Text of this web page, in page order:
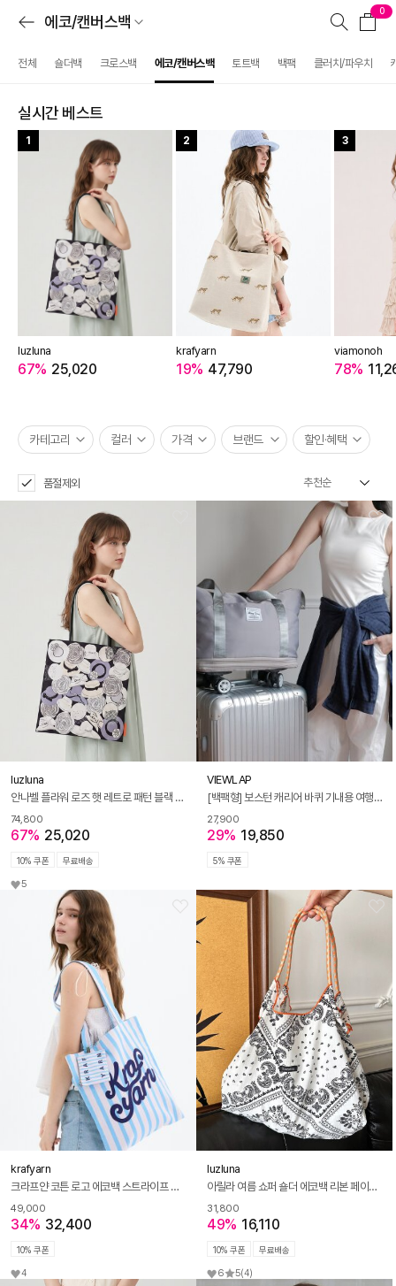
에코/캔버스백
0
전체 숄더백 크로스백 에코/캔버스백 토트백 백팩 클러치/파우치
실시간 베스트
1
luzluna
67% 25,020
2
krafyarn
19% 47,790
3
viamonoh
78%
카테고리 컬러 가격 브랜드 할인·혜택
품절제외
luzluna
안나벨 플라워 로즈 햇 레트로 패턴 블랙 화이트 에코백 M179
74,800
67% 25,020
10% 쿠폰 무료배송
5
VIEWLAP
[백팩형] 보스턴 캐리어 바퀴 기내용 여행가방
27,900
29% 19,850
5% 쿠폰
krafyarn
크라프얀 코튼 로고 에코백 스트라이프 블루
49,000
34% 32,400
10% 쿠폰
4
luzluna
아릴라 여름 쇼퍼 숄더 에코백 리본 페이즐리 비치 로프 가방
31,800
49% 16,110
10% 쿠폰 무료배송
6 5(4)